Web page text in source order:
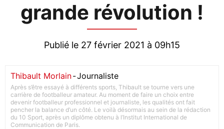
grande révolution !
Publié le 27 février 2021 à 09h15
Thibault Morlain-Journaliste
Après s’être essayé à différents sports, Thibault se tourne vers une
carrière de footballeur amateur. Au moment de faire un choix entre
devenir footballeur professionnel et journaliste, les qualités ont fait
pencher la balance d’un côté. Le voilà désormais au sein de la rédaction
du 10 Sport, après un diplôme obtenu à l’Institut International de
Communication de Paris.